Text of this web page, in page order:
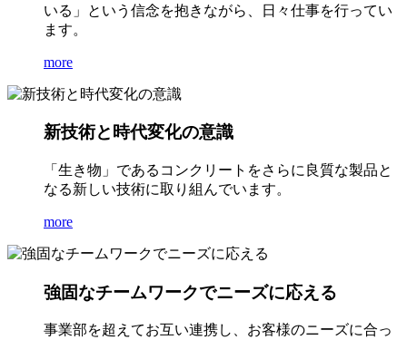
いる」という信念を抱きながら、日々仕事を行ってい
ます。
more
新技術と時代変化の意識
「生き物」であるコンクリートをさらに良質な製品と
なる新しい技術に取り組んでいます。
more
強固なチームワークでニーズに応える
事業部を超えてお互い連携し、お客様のニーズに合っ